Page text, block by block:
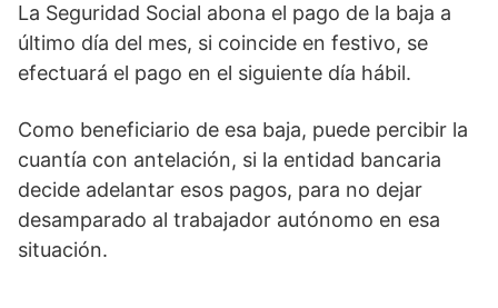
La Seguridad Social abona el pago de la baja a
último día del mes, si coincide en festivo, se
efectuará el pago en el siguiente día hábil.
Como beneficiario de esa baja, puede percibir la
cuantía con antelación, si la entidad bancaria
decide adelantar esos pagos, para no dejar
desamparado al trabajador autónomo en esa
situación.